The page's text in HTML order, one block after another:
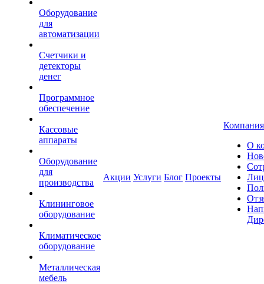
Оборудование
для
автоматизации
Счетчики и
детекторы
денег
Программное
обеспечение
Кассовые
аппараты
Оборудование
для
производства
Клининговое
оборудование
Климатическое
оборудование
Металлическая
мебель
Акции Услуги Блог Проекты
Компания
О